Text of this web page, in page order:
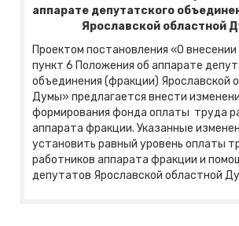
аппарате депутатского
Ярославской областной
Проектом постановления «О внесении
пункт 6 Положения об аппарате
объединения (фракции) Ярославской
Думы» предлагается внести
формирования фонда оплаты труда
аппарата фракции. Указанные
установить равный уровень оплаты
работников аппарата фракции и
депутатов Ярославской областной